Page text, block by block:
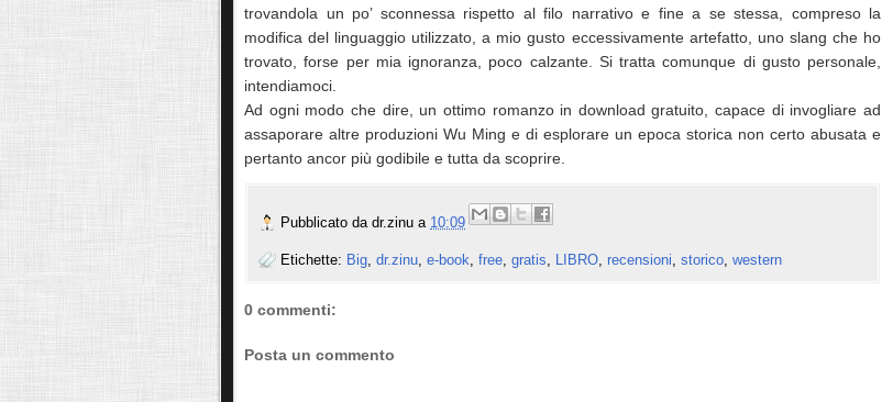
trovandola un po’ sconnessa rispetto al filo narrativo e fine a se stessa, compreso la
modifica del linguaggio utilizzato, a mio gusto eccessivamente artefatto, uno slang che ho
trovato, forse per mia ignoranza, poco calzante. Si tratta comunque di gusto personale,
intendiamoci.
Ad ogni modo che dire, un ottimo romanzo in download gratuito, capace di invogliare ad
assaporare altre produzioni Wu Ming e di esplorare un epoca storica non certo abusata e
pertanto ancor più godibile e tutta da scoprire.
Pubblicato da dr.zinu a 10:09
Etichette: Big, dr.zinu, e-book, free, gratis, LIBRO, recensioni, storico, western
0 commenti:
Posta un commento